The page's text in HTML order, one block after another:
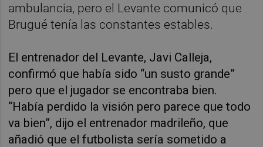
ambulancia, pero el Levante comunicó que
Brugué tenía las constantes estables.
El entrenador del Levante, Javi Calleja,
confirmó que había sido “un susto grande”
pero que el jugador se encontraba bien.
“Había perdido la visión pero parece que todo
va bien”, dijo el entrenador madrileño, que
añadió que el futbolista sería sometido a